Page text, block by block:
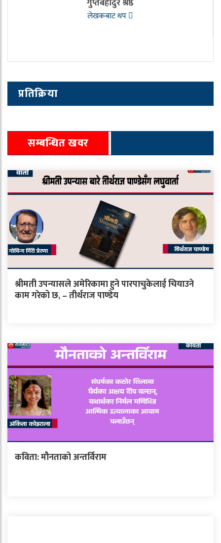
लेखकबाट थप
प्रतिक्रिया
सम्बन्धित खवर
श्रीमती उपन्यासले अमेरिकामा हुने पारपाचुकेलाई चियाउने
काम गरेको छ, – तीर्थराज पाण्डेय
कविता: मौनताको अन्तर्विराम